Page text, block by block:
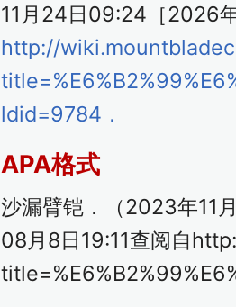
11月24日09:24［2026
http://
ldid=9784．
APA格式
沙漏臂铠．（2023年11
08月8日19:11查阅自